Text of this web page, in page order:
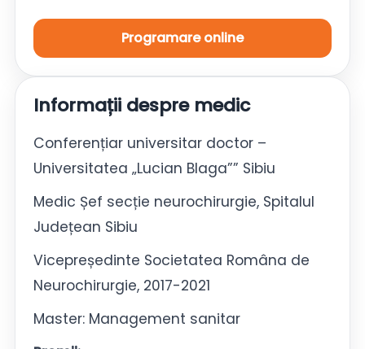
Programare online
Informații despre medic
Conferențiar universitar doctor –
Universitatea „Lucian Blaga”” Sibiu
Medic Șef secție neurochirurgie, Spitalul
Județean Sibiu
Vicepreședinte Societatea Româna de
Neurochirurgie, 2017-2021
Master: Management sanitar